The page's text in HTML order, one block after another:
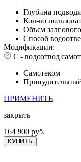
Глубина
Кол-во
Объем
Способ
Модификации:
С - водоотвод
Самотеком
Принудительный
ПРИМЕНИТЬ
закрыть
164 900 руб.
КУПИТЬ